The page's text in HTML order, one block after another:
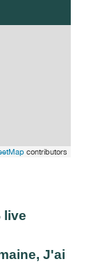
contributors
live
J'ai